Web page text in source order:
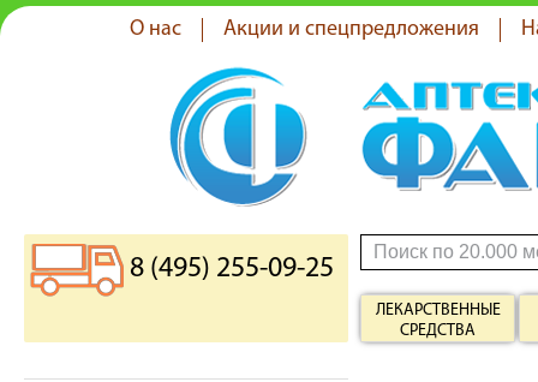
О нас Акции и спецпредложения
8 (495) 255-09-25
ЛЕКАРСТВЕННЫЕ
СРЕДСТВА